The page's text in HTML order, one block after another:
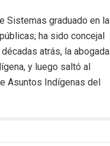
Sistemas graduado en la
ha sido concejal
atrás, la abogada
y luego saltó al
Asuntos Indígenas del